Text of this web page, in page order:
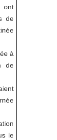
ont
de
à
de
le